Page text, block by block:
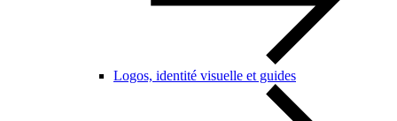
Logos, identité visuelle et guides